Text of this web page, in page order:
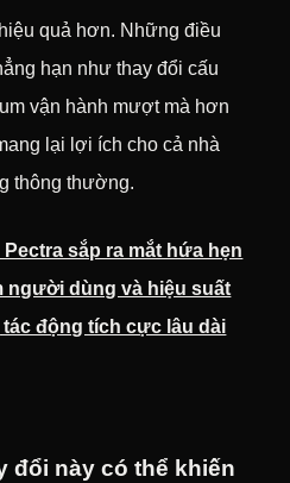
quả hơn. Những điều
hạn như thay đổi cấu
vận hành mượt mà hơn
lại lợi ích cho cả nhà
thông thường.
sắp ra mắt hứa hẹn
người dùng và hiệu suất
động tích cực lâu dài
đổi này có thể khiến